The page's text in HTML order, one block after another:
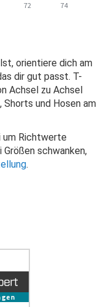
72 74
orientiere dich am
dir gut passt. T-
Achsel zu Achsel
Shorts und Hosen am
um Richtwerte
schwanken,
.